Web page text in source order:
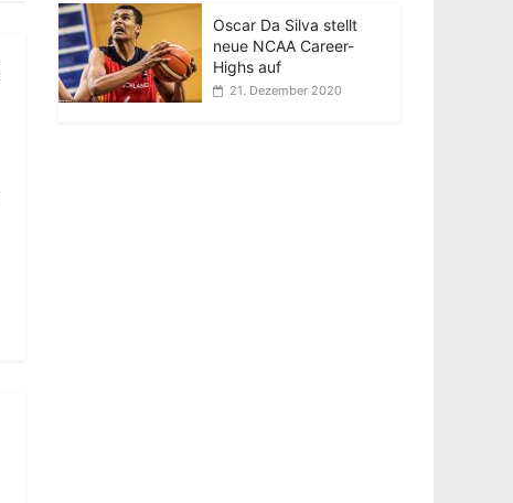
Oscar Da Silva stellt
neue NCAA Career-
Highs auf
21. Dezember 2020